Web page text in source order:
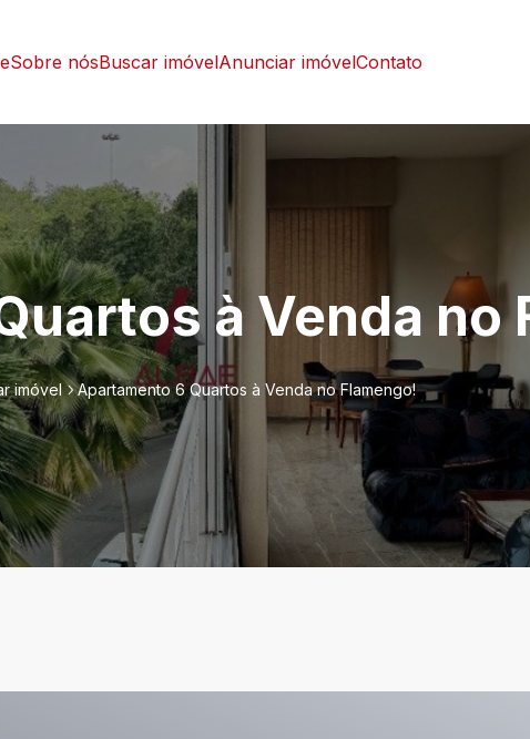
Sobre nósBuscar imóvelAnunciar imóvelContato
à Venda no
imóvel Apartamento 6 Quartos à Venda no Flamengo!